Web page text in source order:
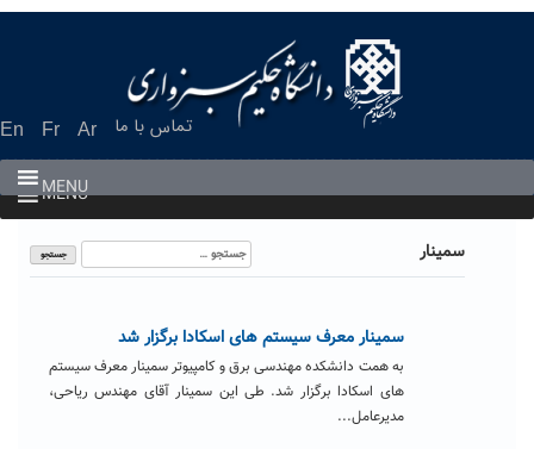
En Fr Ar تماس با ما
MENU
MENU
سمینار
جستجو
برای:
سمینار معرف سیستم های اسکادا برگزار شد
به همت دانشکده مهندسی برق و کامپیوتر سمینار معرف سیستم
های اسکادا برگزار شد. طی این سمینار آقای مهندس ریاحی،
مدیرعامل...